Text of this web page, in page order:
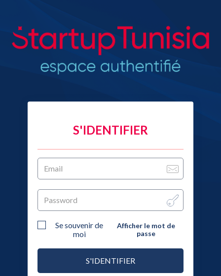
S'IDENTIFIER
Se souvenir de
moi
Afficher le mot de
passe
S'IDENTIFIER